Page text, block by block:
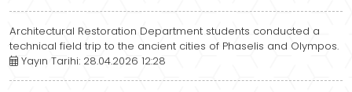
Architectural Restoration Department students conducted a
technical field trip to the ancient cities of Phaselis and Olympos.
Yayın Tarihi: 28.04.2026 12:28